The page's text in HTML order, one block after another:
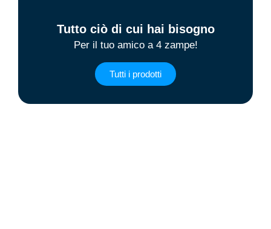
Tutto ciò di cui hai bisogno
Per il tuo amico a 4 zampe!
Tutti i prodotti